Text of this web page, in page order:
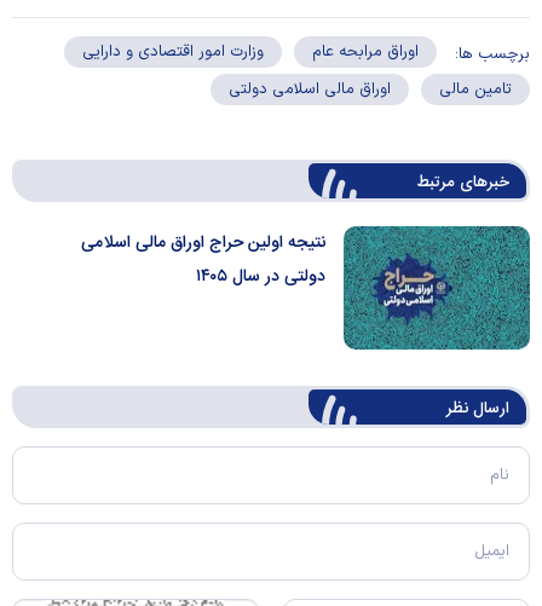
برچسب ها: اوراق مرابحه عام
وزارت امور اقتصادی و دارایی
تامین مالی
اوراق مالی اسلامی دولتی
خبرهای مرتبط
نتیجه اولین حراج اوراق مالی اسلامی
دولتی در سال ۱۴۰۵
ارسال‌ نظر